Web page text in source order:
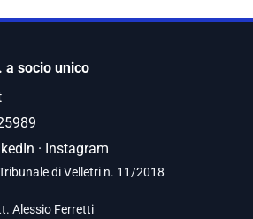
a socio unico
· Instagram
di Velletri n. 11/2018
Alessio Ferretti